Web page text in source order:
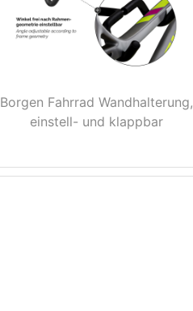
Borgen Fahrrad Wandhalterung,
einstell- und klappbar